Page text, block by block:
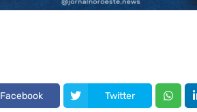
Facebook Twitter